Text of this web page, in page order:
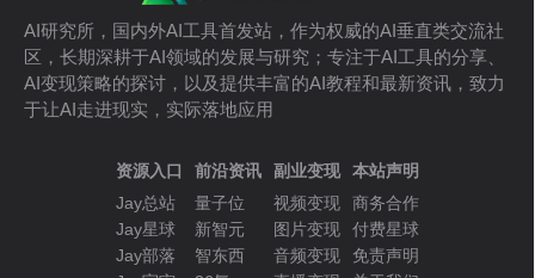
AI研究所，国内外AI工具首发站，作为权威的AI垂直类交流社
区，长期深耕于AI领域的发展与研究；专注于AI工具的分享、
AI变现策略的探讨，以及提供丰富的AI教程和最新资讯，致力
于让AI走进现实，实际落地应用
资源入口
Jay总站
Jay星球
Jay部落
前沿资讯
量子位
新智元
智东西
副业变现
视频变现
图片变现
音频变现
本站声明
商务合作
付费星球
免责声明